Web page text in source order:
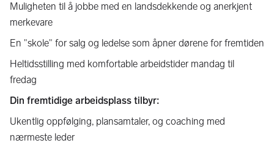
Muligheten til å jobbe med en landsdekkende og anerkjent
merkevare
En "skole" for salg og ledelse som åpner dørene for fremtiden
Heltidsstilling med komfortable arbeidstider mandag til
fredag
Din fremtidige arbeidsplass tilbyr:
Ukentlig oppfølging, plansamtaler, og coaching med
nærmeste leder